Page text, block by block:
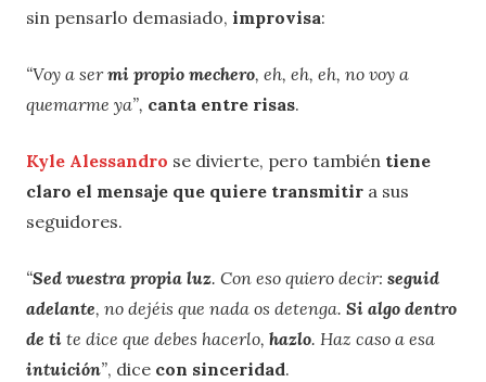
sin pensarlo demasiado, improvisa:
“Voy a sermi propio mechero, eh, eh, eh, no voy a
quemarme ya”, canta entre risas.
Kyle Alessandro se divierte, pero también tiene
claro el mensaje que quiere transmitir a sus
seguidores.
“Sed vuestra propia luz. Con eso quiero decir: seguid
adelante, no dejéis que nada os detenga. Si algo dentro
de ti te dice que debes hacerlo, hazlo. Haz caso a esa
intuición”, dice con sinceridad.